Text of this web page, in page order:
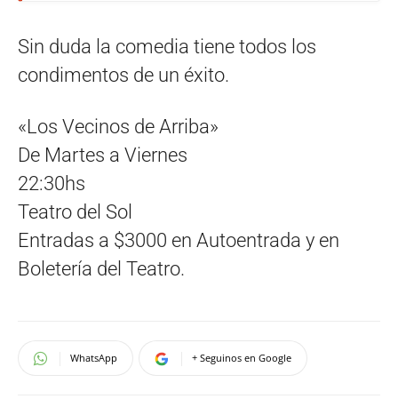
Sin duda la comedia tiene todos los
condimentos de un éxito.
«Los Vecinos de Arriba»
De Martes a Viernes
22:30hs
Teatro del Sol
Entradas a $3000 en Autoentrada y en
Boletería del Teatro.
WhatsApp + Seguinos en Google